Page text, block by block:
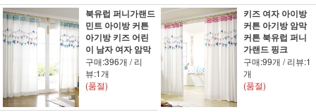
북유럽 퍼니가랜드
민트 아이방 커튼
아기방 키즈 어린
이 남자 여자 암막
구매:396개 / 리
뷰:1개
(품절)
키즈 여자 아이방
커튼 아기방 암막
커튼 북유럽 퍼니
가랜드 핑크
구매:99개 / 리뷰:1
개
(품절)